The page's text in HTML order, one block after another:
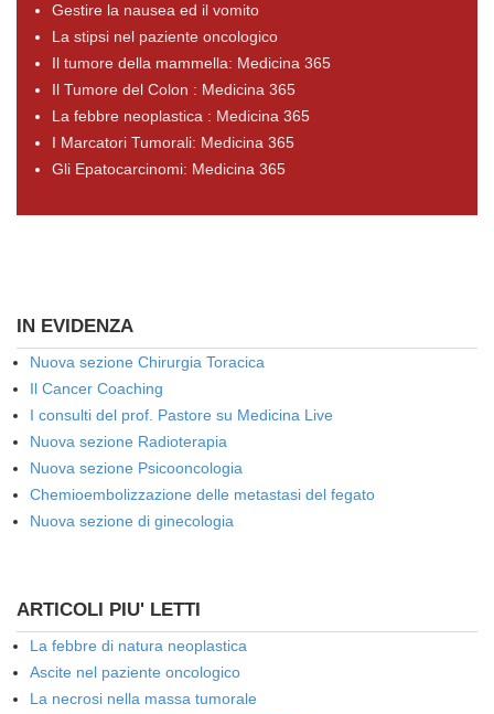
Gestire la nausea ed il vomito
La stipsi nel paziente oncologico
Il tumore della mammella: Medicina 365
Il Tumore del Colon : Medicina 365
La febbre neoplastica : Medicina 365
I Marcatori Tumorali: Medicina 365
Gli Epatocarcinomi: Medicina 365
IN EVIDENZA
Nuova sezione Chirurgia Toracica
Il Cancer Coaching
I consulti del prof. Pastore su Medicina Live
Nuova sezione Radioterapia
Nuova sezione Psicooncologia
Chemioembolizzazione delle metastasi del fegato
Nuova sezione di ginecologia
ARTICOLI PIU' LETTI
La febbre di natura neoplastica
Ascite nel paziente oncologico
La necrosi nella massa tumorale